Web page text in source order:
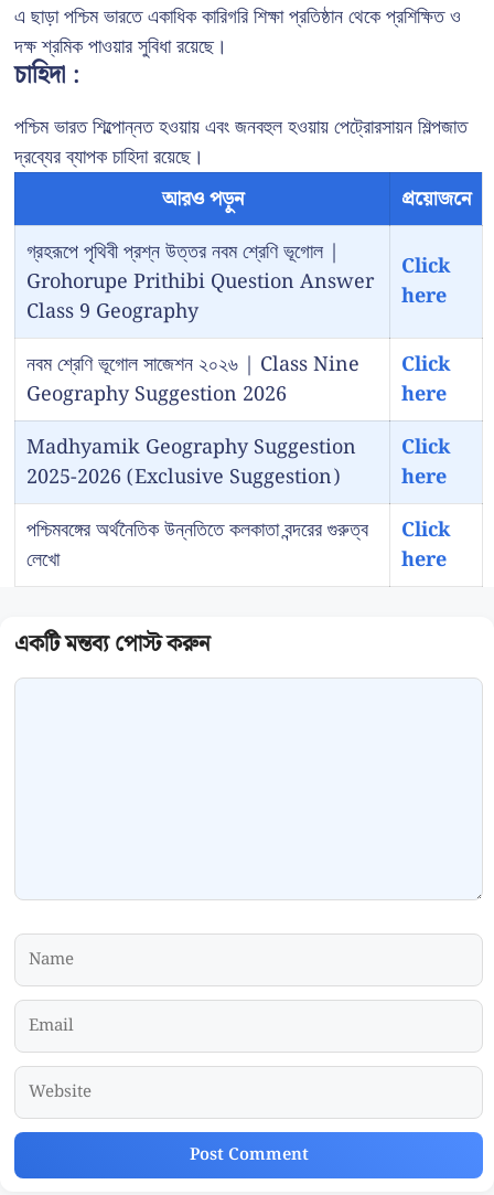
এ ছাড়া পশ্চিম ভারতে একাধিক কারিগরি শিক্ষা প্রতিষ্ঠান থেকে প্রশিক্ষিত ও
দক্ষ শ্রমিক পাওয়ার সুবিধা রয়েছে।
চাহিদা :
পশ্চিম ভারত শিল্পোন্নত হওয়ায় এবং জনবহুল হওয়ায় পেট্রোরসায়ন শিল্পজাত
দ্রব্যের ব্যাপক চাহিদা রয়েছে।
আরও পড়ুন
প্রয়োজনে
গ্রহরূপে পৃথিবী প্রশ্ন উত্তর নবম শ্রেণি ভূগোল |
Grohorupe Prithibi Question Answer
Class 9 Geography
Click
here
নবম শ্রেণি ভূগোল সাজেশন ২০২৬ | Class Nine
Geography Suggestion 2026
Click
here
Madhyamik Geography Suggestion
2025-2026 (Exclusive Suggestion)
Click
here
পশ্চিমবঙ্গের অর্থনৈতিক উন্নতিতে কলকাতা বন্দরের গুরুত্ব
লেখো
Click
here
Comment
Name
Email
Website